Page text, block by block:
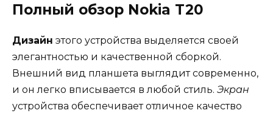
Полный обзор Nokia T20
Дизайн этого устройства выделяется своей
элегантностью и качественной сборкой.
Внешний вид планшета выглядит современно,
и он легко вписывается в любой стиль. Экран
устройства обеспечивает отличное качество